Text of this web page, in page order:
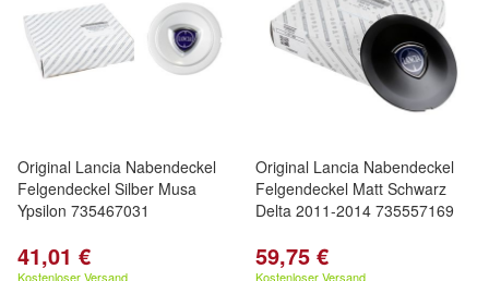
Original Lancia Nabendeckel
Felgendeckel Silber Musa
Ypsilon 735467031
41,01 €
Kostenloser Versand
Original Lancia Nabendeckel
Felgendeckel Matt Schwarz
Delta 2011-2014 735557169
59,75 €
Kostenloser Versand